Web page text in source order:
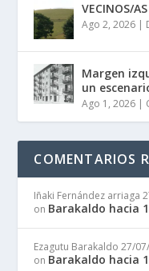
VECINOS/
Ago 2, 2026 |
Margen
un
Ago 1, 2026 |
COMENTARIOS
Iñaki Fernández arriaga
on Barakaldo hacia
Ezagutu Barakaldo 27/
on Barakaldo hacia